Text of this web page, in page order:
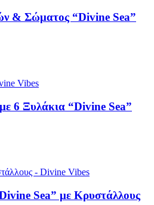
& Σώματος “Divine Sea”
6 Ξυλάκια “Divine Sea”
Sea” με Κρυστάλλους